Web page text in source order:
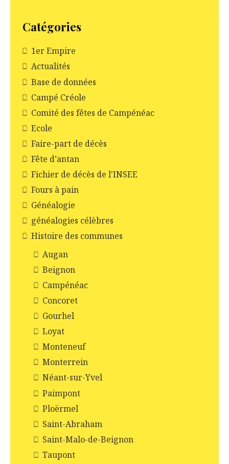
Catégories
1er Empire
Actualités
Base de données
Campé Créole
Comité des fêtes de Campénéac
Ecole
Faire-part de décès
Fête d’antan
Fichier de décès de l'INSEE
Fours à pain
Généalogie
généalogies célèbres
Histoire des communes
Augan
Beignon
Campénéac
Concoret
Gourhel
Loyat
Monteneuf
Monterrein
Néant-sur-Yvel
Paimpont
Ploërmel
Saint-Abraham
Saint-Malo-de-Beignon
Taupont